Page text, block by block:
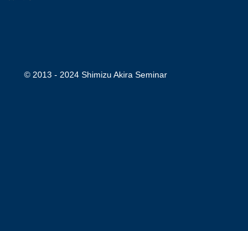
© 2013 - 2024 Shimizu Akira Seminar